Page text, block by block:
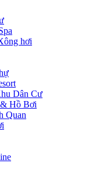
hơi
Dân Cư
Hồ Bơi
Quan